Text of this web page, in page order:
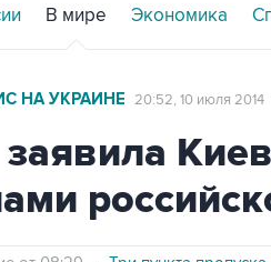
В мире Экономика
НА УКРАИНЕ 20:52, 10 июля 2014